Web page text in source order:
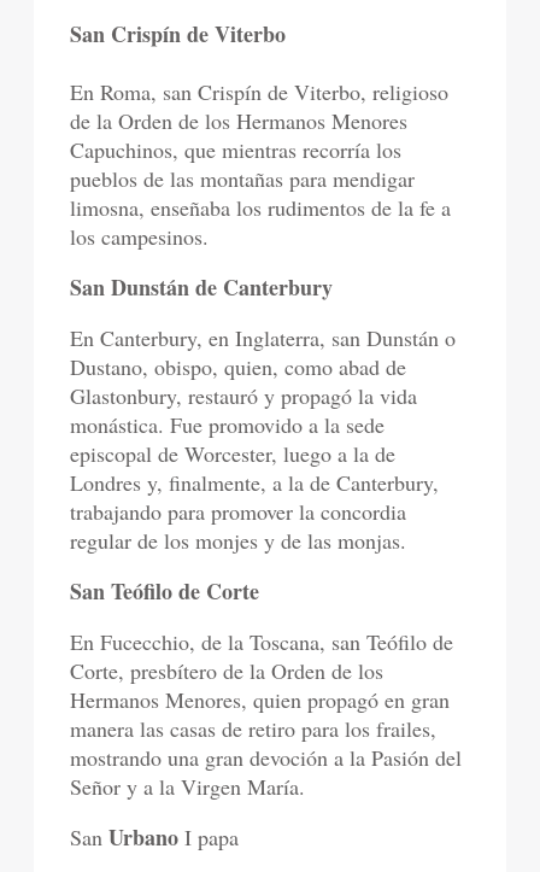
San Crispín de Viterbo
En Roma, san Crispín de Viterbo, religioso
de la Orden de los Hermanos Menores
Capuchinos, que mientras recorría los
pueblos de las montañas para mendigar
limosna, enseñaba los rudimentos de la fe a
los campesinos.
San Dunstán de Canterbury
En Canterbury, en Inglaterra, san Dunstán o
Dustano, obispo, quien, como abad de
Glastonbury, restauró y propagó la vida
monástica. Fue promovido a la sede
episcopal de Worcester, luego a la de
Londres y, finalmente, a la de Canterbury,
trabajando para promover la concordia
regular de los monjes y de las monjas.
San Teófilo de Corte
En Fucecchio, de la Toscana, san Teófilo de
Corte, presbítero de la Orden de los
Hermanos Menores, quien propagó en gran
manera las casas de retiro para los frailes,
mostrando una gran devoción a la Pasión del
Señor y a la Virgen María.
SanUrbano I papa